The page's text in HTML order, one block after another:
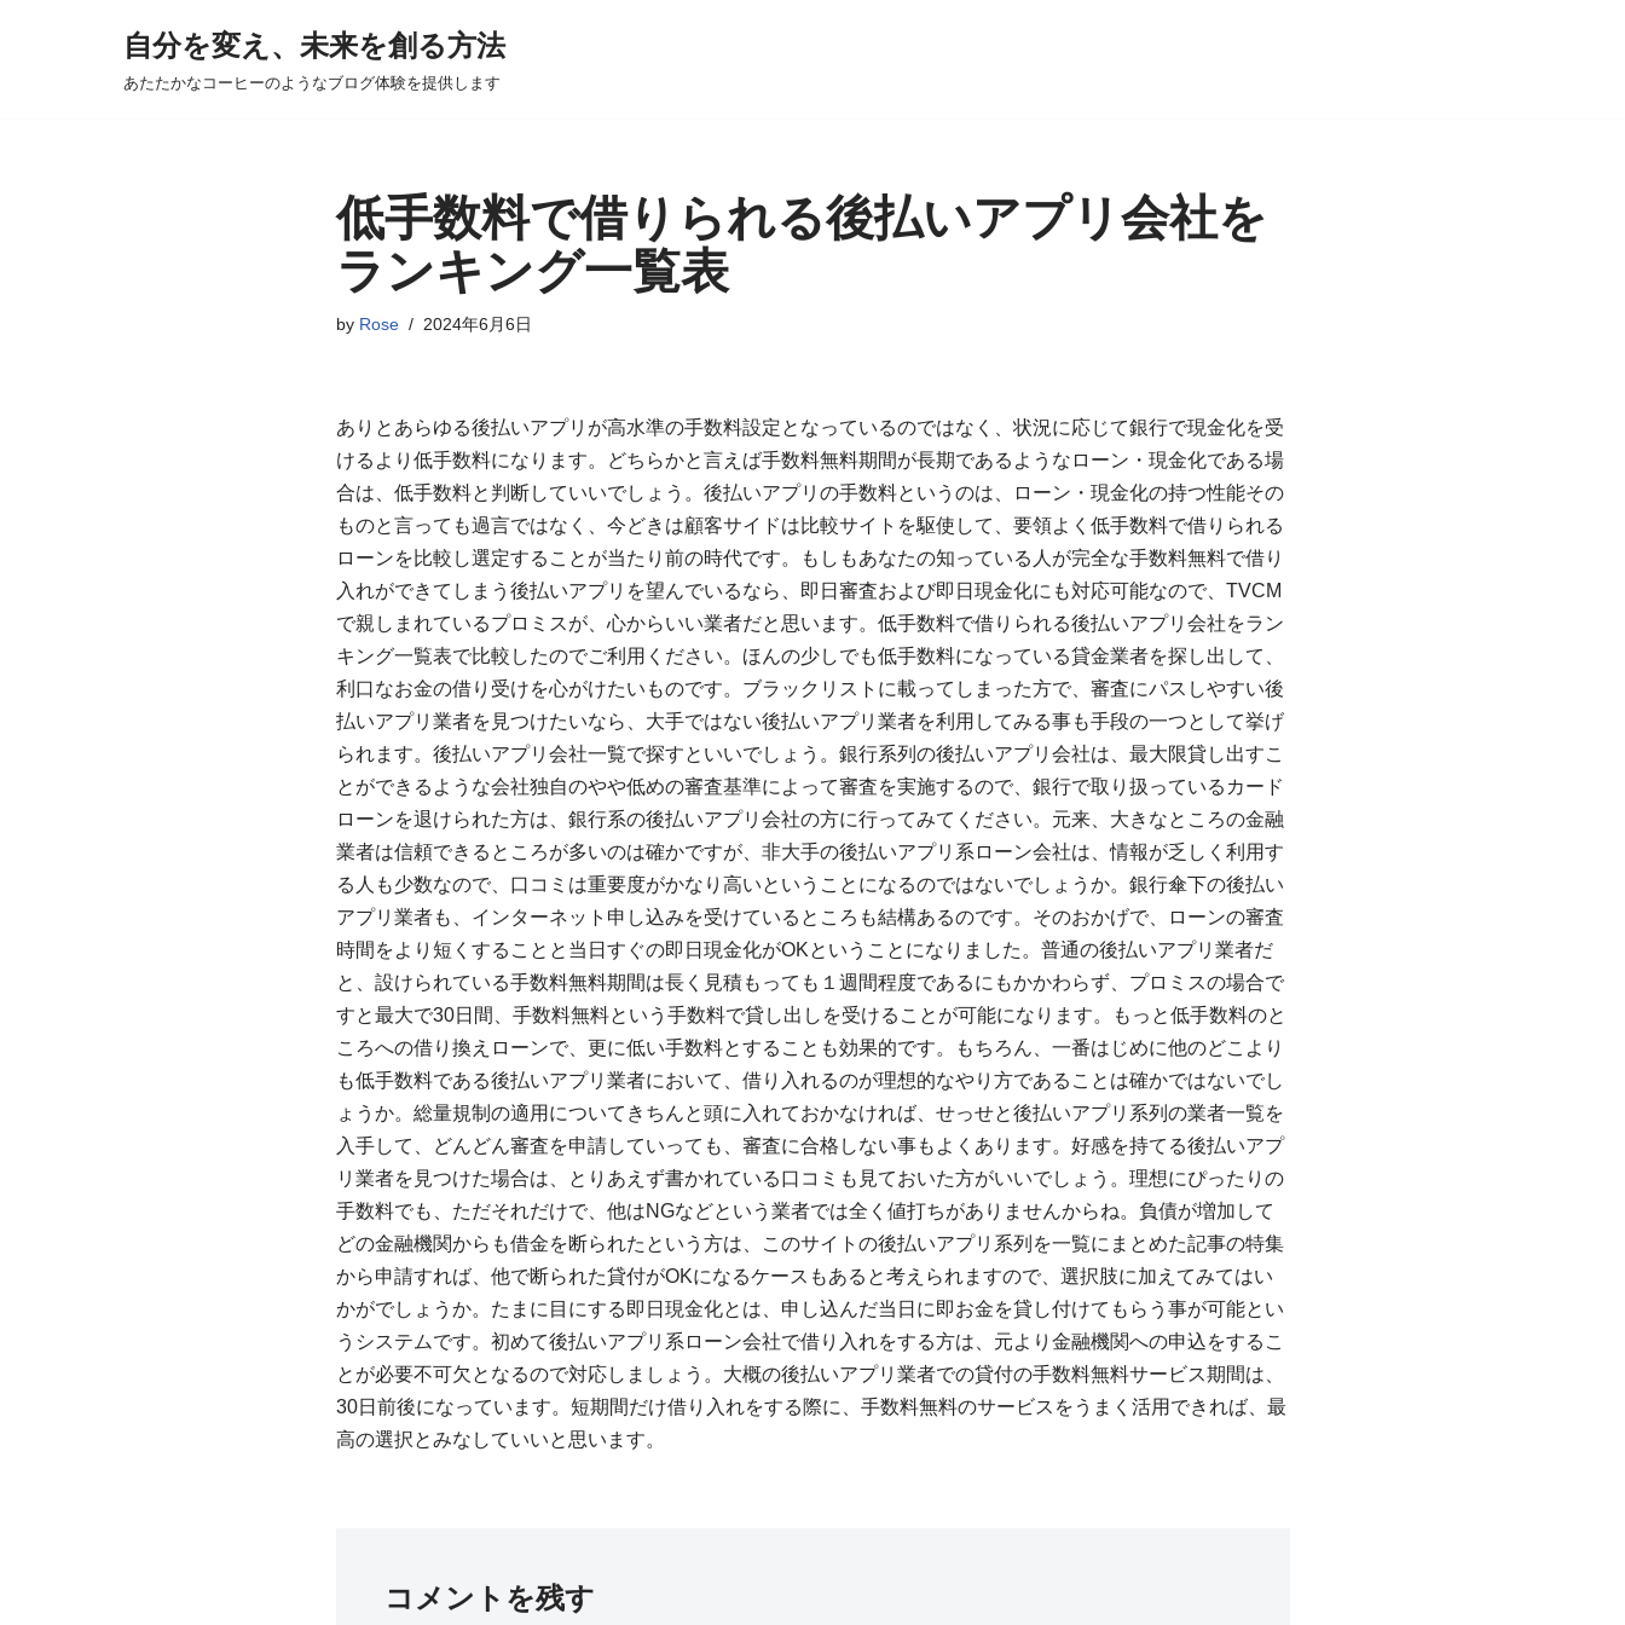
自分を変え、未来を創る方法
あたたかなコーヒーのようなブログ体験を提供します
低手数料で借りられる後払いアプリ会社を
ランキング一覧表
by Rose 2024年6月6日
ありとあらゆる後払いアプリが高水準の手数料設定となっているのではなく、状況に応じて銀行で現金化を受
けるより低手数料になります。どちらかと言えば手数料無料期間が長期であるようなローン・現金化である場
合は、低手数料と判断していいでしょう。後払いアプリの手数料というのは、ローン・現金化の持つ性能その
ものと言っても過言ではなく、今どきは顧客サイドは比較サイトを駆使して、要領よく低手数料で借りられる
ローンを比較し選定することが当たり前の時代です。もしもあなたの知っている人が完全な手数料無料で借り
入れができてしまう後払いアプリを望んでいるなら、即日審査および即日現金化にも対応可能なので、TVCM
で親しまれているプロミスが、心からいい業者だと思います。低手数料で借りられる後払いアプリ会社をラン
キング一覧表で比較したのでご利用ください。ほんの少しでも低手数料になっている貸金業者を探し出して、
利口なお金の借り受けを心がけたいものです。ブラックリストに載ってしまった方で、審査にパスしやすい後
払いアプリ業者を見つけたいなら、大手ではない後払いアプリ業者を利用してみる事も手段の一つとして挙げ
られます。後払いアプリ会社一覧で探すといいでしょう。銀行系列の後払いアプリ会社は、最大限貸し出すこ
とができるような会社独自のやや低めの審査基準によって審査を実施するので、銀行で取り扱っているカード
ローンを退けられた方は、銀行系の後払いアプリ会社の方に行ってみてください。元来、大きなところの金融
業者は信頼できるところが多いのは確かですが、非大手の後払いアプリ系ローン会社は、情報が乏しく利用す
る人も少数なので、口コミは重要度がかなり高いということになるのではないでしょうか。銀行傘下の後払い
アプリ業者も、インターネット申し込みを受けているところも結構あるのです。そのおかげで、ローンの審査
時間をより短くすることと当日すぐの即日現金化がOKということになりました。普通の後払いアプリ業者だ
と、設けられている手数料無料期間は長く見積もっても１週間程度であるにもかかわらず、プロミスの場合で
すと最大で30日間、手数料無料という手数料で貸し出しを受けることが可能になります。もっと低手数料のと
ころへの借り換えローンで、更に低い手数料とすることも効果的です。もちろん、一番はじめに他のどこより
も低手数料である後払いアプリ業者において、借り入れるのが理想的なやり方であることは確かではないでし
ょうか。総量規制の適用についてきちんと頭に入れておかなければ、せっせと後払いアプリ系列の業者一覧を
入手して、どんどん審査を申請していっても、審査に合格しない事もよくあります。好感を持てる後払いアプ
リ業者を見つけた場合は、とりあえず書かれている口コミも見ておいた方がいいでしょう。理想にぴったりの
手数料でも、ただそれだけで、他はNGなどという業者では全く値打ちがありませんからね。負債が増加して
どの金融機関からも借金を断られたという方は、このサイトの後払いアプリ系列を一覧にまとめた記事の特集
から申請すれば、他で断られた貸付がOKになるケースもあると考えられますので、選択肢に加えてみてはい
かがでしょうか。たまに目にする即日現金化とは、申し込んだ当日に即お金を貸し付けてもらう事が可能とい
うシステムです。初めて後払いアプリ系ローン会社で借り入れをする方は、元より金融機関への申込をするこ
とが必要不可欠となるので対応しましょう。大概の後払いアプリ業者での貸付の手数料無料サービス期間は、
30日前後になっています。短期間だけ借り入れをする際に、手数料無料のサービスをうまく活用できれば、最
高の選択とみなしていいと思います。
コメントを残す